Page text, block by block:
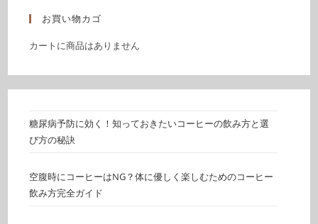
お買い物カゴ
カートに商品はありません
糖尿病予防に効く！知っておきたいコーヒーの飲み方と選
び方の秘訣
空腹時にコーヒーはNG？体に優しく楽しむためのコーヒー
飲み方完全ガイド